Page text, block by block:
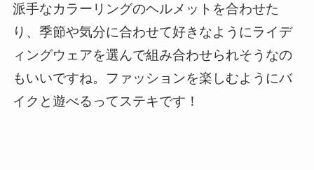
派手なカラーリングのヘルメットを合わせた
り、季節や気分に合わせて好きなようにライデ
ィングウェアを選んで組み合わせられそうなの
もいいですね。ファッションを楽しむようにバ
イクと遊べるってステキです！